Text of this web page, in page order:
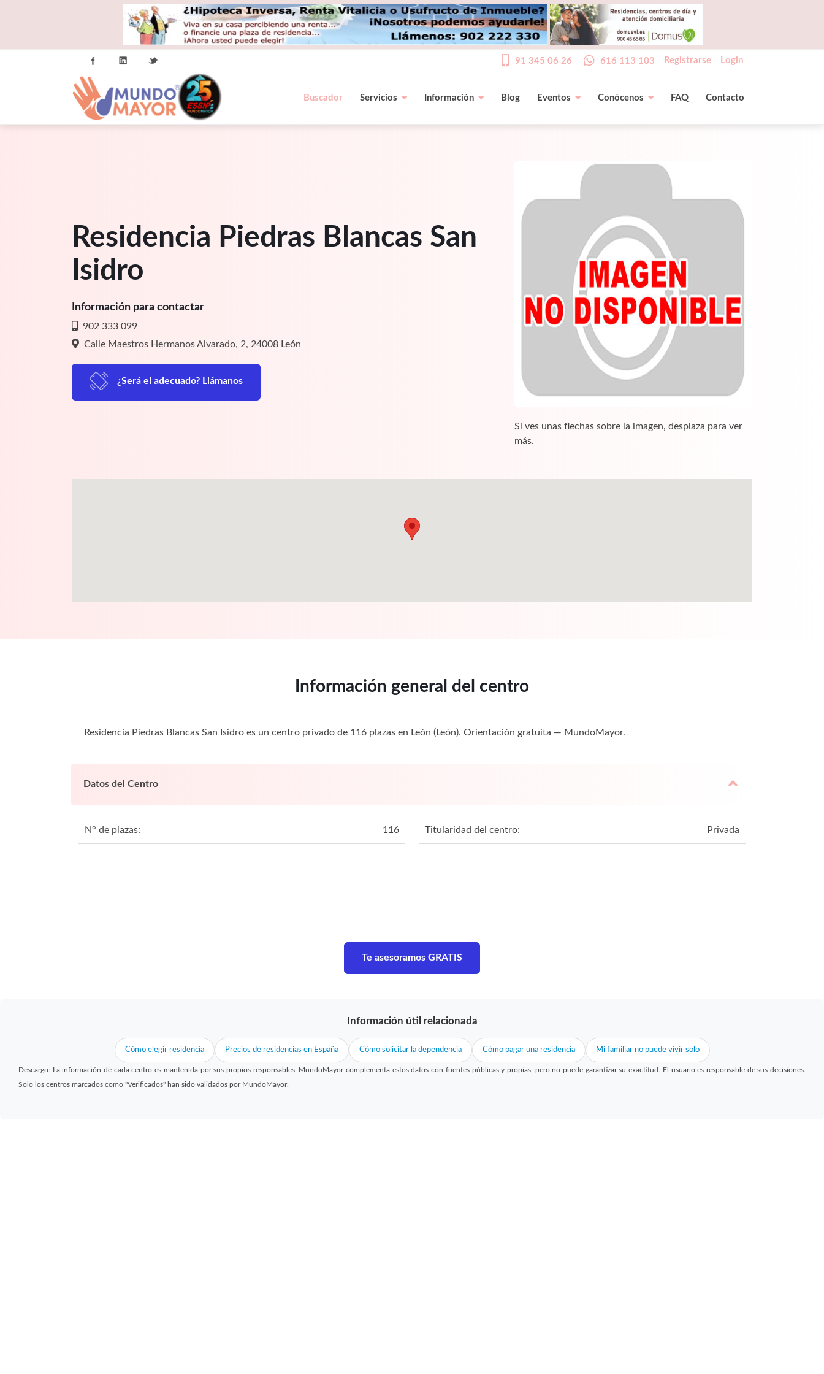
91 345 06 26 616 113 103 Registrarse Login
Buscador Servicios Información Blog Eventos Conócenos FAQ Contacto
Residencia Piedras Blancas San
Isidro
Información para contactar
902 333 099
Calle Maestros Hermanos Alvarado, 2, 24008 León
¿Será el adecuado? Llámanos
Si ves unas flechas sobre la imagen, desplaza para ver
más.
Información general del centro
Residencia Piedras Blancas San Isidro es un centro privado de 116 plazas en León (León). Orientación gratuita — MundoMayor.
Datos del Centro
N° de plazas: 116 Titularidad del centro: Privada
Te asesoramos GRATIS
Información útil relacionada
Cómo elegir residencia Precios de residencias en España Cómo solicitar la dependencia Cómo pagar una residencia Mi familiar no puede vivir solo
Descargo: La información de cada centro es mantenida por sus propios responsables. MundoMayor complementa estos datos con fuentes públicas y propias, pero no puede garantizar su exactitud. El usuario es responsable de sus decisiones.
Solo los centros marcados como "Verificados" han sido validados por MundoMayor.